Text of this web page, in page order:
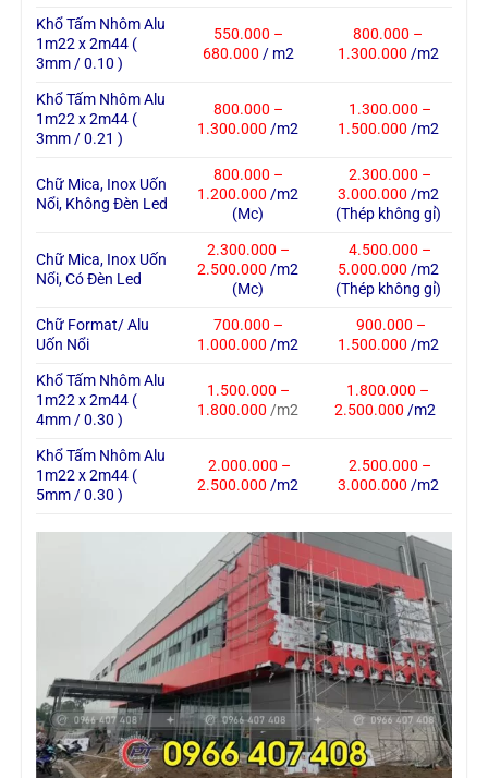
Khổ Tấm Nhôm Alu
1m22 x 2m44 (
3mm / 0.10 )
550.000 –
680.000 /m2
800.000 –
1.300.000 /m2
Khổ Tấm Nhôm Alu
1m22 x 2m44 (
3mm / 0.21 )
800.000 –
1.300.000/m2
1.300.000 –
1.500.000 /m2
Chữ Mica, Inox Uốn
Nổi, Không Đèn Led
800.000 –
1.200.000/m2
(Mc)
2.300.000 –
3.000.000 /m2
(Thép không gỉ)
Chữ Mica, Inox Uốn
Nổi, Có Đèn Led
2.300.000 –
2.500.000/m2
(Mc)
4.500.000 –
5.000.000 /m2
(Thép không gỉ)
Chữ Format/ Alu
Uốn Nổi
700.000 –
1.000.000/m2
900.000 –
1.500.000 /m2
Khổ Tấm Nhôm Alu
1m22 x 2m44 (
4mm / 0.30 )
1.500.000 –
1.800.000 /m2
1.800.000 –
2.500.000 /m2
Khổ Tấm Nhôm Alu
1m22 x 2m44 (
5mm / 0.30 )
2.000.000 –
2.500.000/m2
2.500.000 –
3.000.000 /m2